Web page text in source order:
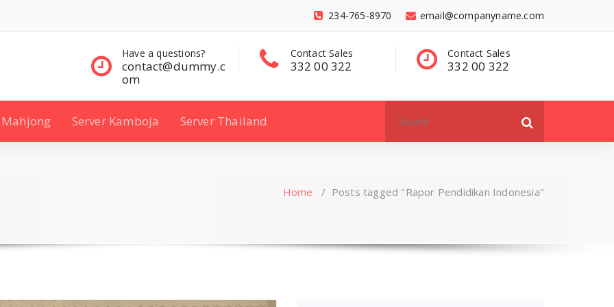
email@companyname.com
234-765-8970
Contact Sales
332 00 322
Contact Sales
332 00 322
Have a questions?
contact@dummy
Mahjong Server Kamboja Server Thailand
for:
Home / Posts tagged "Rapor Pendidikan Indonesia"